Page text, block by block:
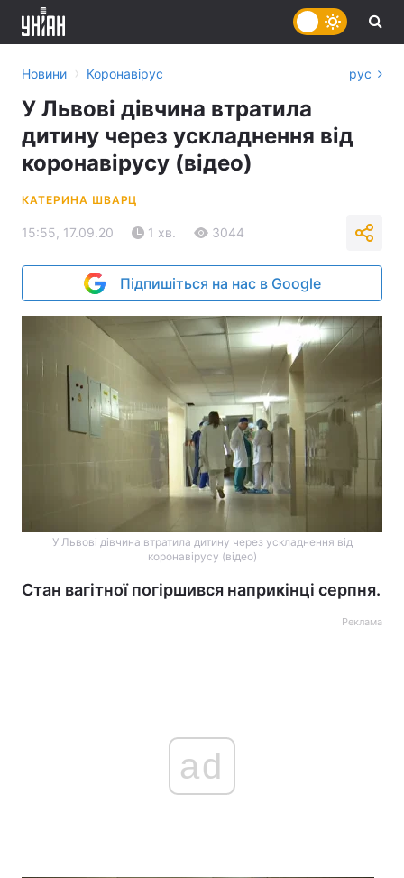
Новини › Коронавірус рус
У Львові дівчина втратила
дитину через ускладнення від
коронавірусу (відео)
КАТЕРИНА ШВАРЦ
15:55, 17.09.20 1 хв. 3044
Підпишіться на нас в Google
У Львові дівчина втратила дитину через ускладнення від
коронавірусу (відео)
Стан вагітної погіршився наприкінці серпня.
Реклама
ad